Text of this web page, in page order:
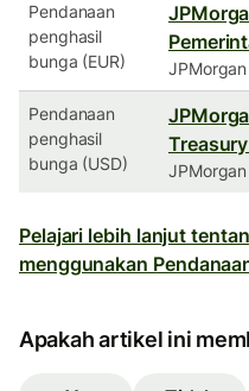
Pendanaan
penghasil
bunga (EUR)
JPMorgan
Pendanaan
penghasil
bunga (USD)
JPMorgan
Pelajari lebih lanjut
menggunakan
Apakah artikel ini